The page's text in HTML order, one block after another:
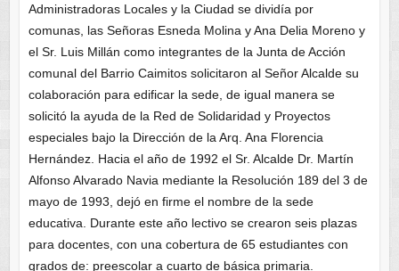
Administradoras Locales y la Ciudad se dividía por
comunas, las Señoras Esneda Molina y Ana Delia Moreno y
el Sr. Luis Millán como integrantes de la Junta de Acción
comunal del Barrio Caimitos solicitaron al Señor Alcalde su
colaboración para edificar la sede, de igual manera se
solicitó la ayuda de la Red de Solidaridad y Proyectos
especiales bajo la Dirección de la Arq. Ana Florencia
Hernández. Hacia el año de 1992 el Sr. Alcalde Dr. Martín
Alfonso Alvarado Navia mediante la Resolución 189 del 3 de
mayo de 1993, dejó en firme el nombre de la sede
educativa. Durante este año lectivo se crearon seis plazas
para docentes, con una cobertura de 65 estudiantes con
grados de: preescolar a cuarto de básica primaria.